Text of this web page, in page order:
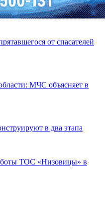
от спасателей
МЧС объясняет в
в два этапа
ТОС «Низовицы» в